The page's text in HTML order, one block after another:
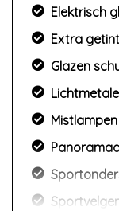
Elektrisch
Extra
Glazen